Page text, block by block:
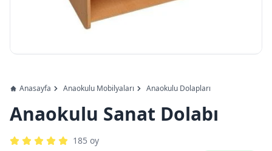
Anasayfa Anaokulu Mobilyaları Anaokulu Dolapları
Anaokulu Sanat Dolabı
185 oy